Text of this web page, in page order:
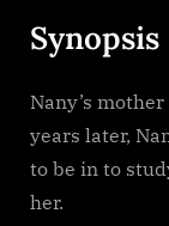
Synopsis
Nany’s
years later,
to be in to
her.